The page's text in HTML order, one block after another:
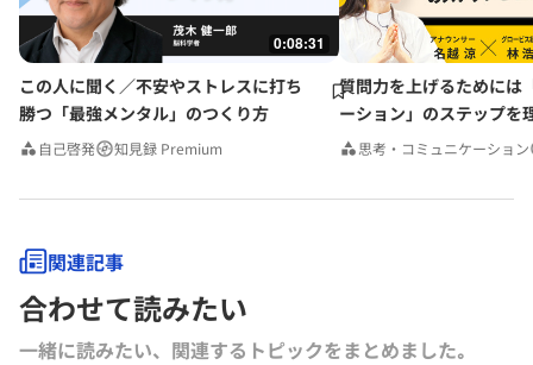
0:08:31
この人に聞く／不安やストレスに打ち
勝つ「最強メンタル」のつくり方
自己啓発 知見録 Premium
質問力を上げるためには
ーション」のステップを
みんなの相談室Premium
思考・コミュニケーション
関連記事
合わせて読みたい
一緒に読みたい、関連するトピックをまとめました｡